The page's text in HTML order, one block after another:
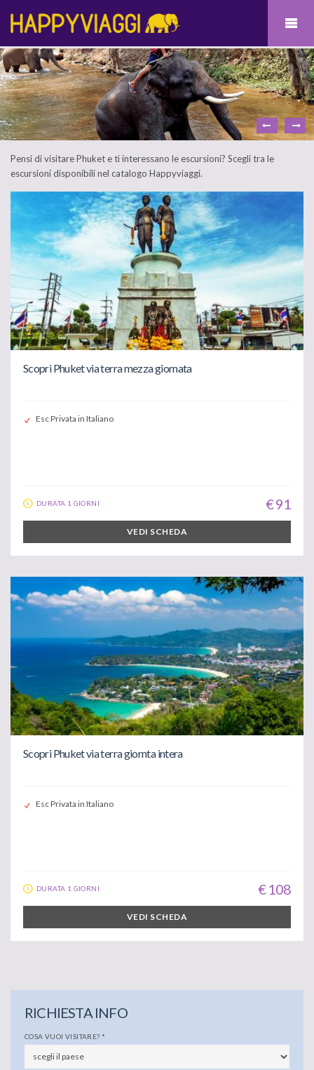
Pensi di visitare Phuket e ti interessano le escursioni? Scegli tra le
escursioni disponibili nel catalogo Happyviaggi.
Scopri Phuket via terra mezza giornata
Esc Privata in Italiano
DURATA 1 GIORNI € 91
VEDI SCHEDA
Scopri Phuket via terra giornta intera
Esc Privata in Italiano
DURATA 1 GIORNI € 108
VEDI SCHEDA
RICHIESTA INFO
COSA VUOI VISITARE? *